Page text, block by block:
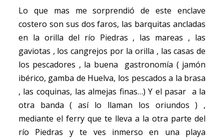
Lo que mas me sorprendió de este enclave
costero son sus dos faros, las barquitas ancladas
en la orilla del río Piedras , las mareas , las
gaviotas , los cangrejos por la orilla , las casas de
los pescadores , la buena gastronomía ( jamón
ibérico, gamba de Huelva, los pescados a la brasa
, las coquinas, las almejas finas…) Y el pasar a la
otra banda ( así lo llaman los oriundos ) ,
mediante el ferry que te lleva a la otra parte del
río Piedras y te ves inmerso en una playa